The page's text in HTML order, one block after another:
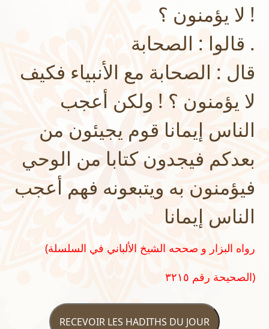
لا يؤمنون ؟ !
قالوا : الصحابة .
قال : الصحابة مع الأنبياء فكيف
لا يؤمنون ؟ ! ولكن أعجب
الناس إيمانا قوم يجيئون من
بعدكم فيجدون كتابا من الوحي
فيؤمنون به ويتبعونه فهم أعجب
الناس إيمانا
(رواه البزار و صححه الشيخ الألباني في السلسلة
الصحيحة رقم ٣٢١٥)
RECEVOIR LES HADITHS DU JOUR